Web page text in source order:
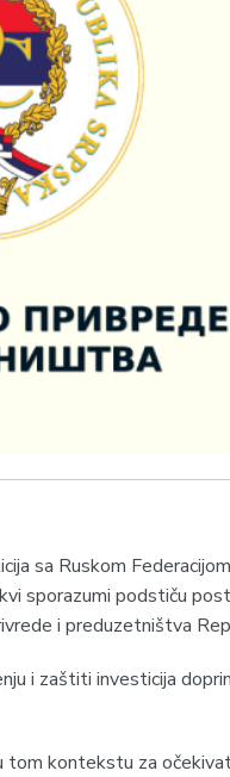
sa Ruskom
sporazumi podstiču
i preduzetništva
i zaštiti investicija
kontekstu za